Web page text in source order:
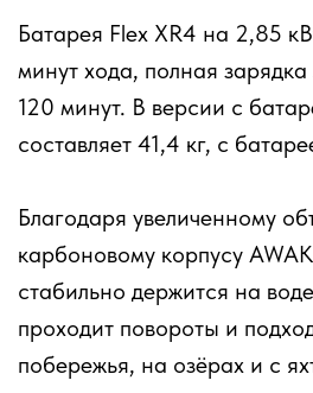
Батарея Flex XR4 на 2,85
минут хода, полная
120 минут. В версии с
составляет 41,4 кг, с
Благодаря увеличенному
карбоновому корпусу
стабильно держится на
проходит повороты и
побережья, на озёрах и с